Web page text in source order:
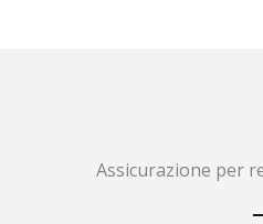
Assicurazione per